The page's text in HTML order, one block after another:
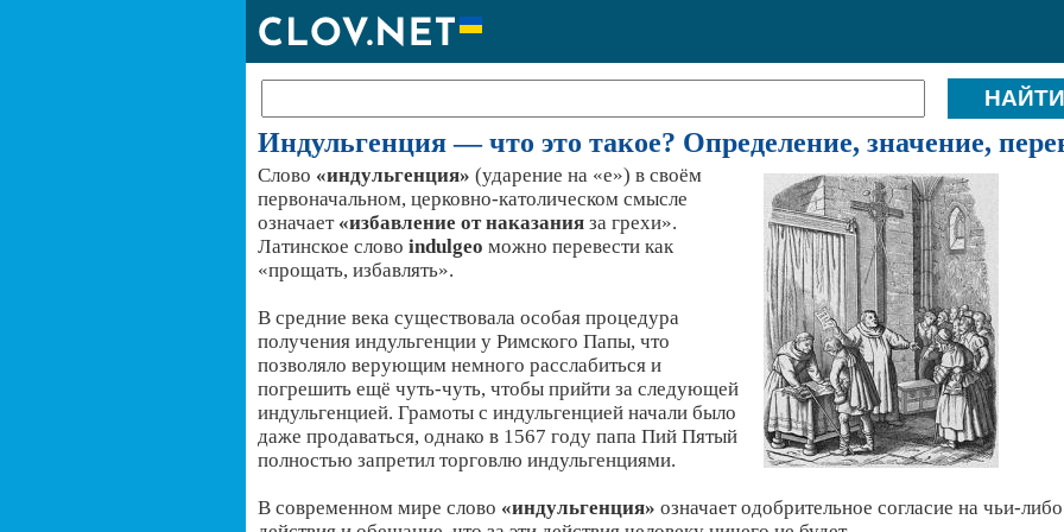
Индульгенция — что это такое? Определение, значение,
Слово «индульгенция» (ударение на «е») в своём
первоначальном, церковно-католическом смысле
означает «избавление от наказания за грехи».
Латинское слово indulgeo можно перевести как
«прощать, избавлять».
В средние века существовала особая процедура
получения индульгенции у Римского Папы, что
позволяло верующим немного расслабиться и
погрешить ещё чуть-чуть, чтобы прийти за следующей
индульгенцией. Грамоты с индульгенцией начали было
даже продаваться, однако в 1567 году папа Пий Пятый
полностью запретил торговлю индульгенциями.
В современном мире слово «индульгенция» означает одобрительное согласие на чьи-либо